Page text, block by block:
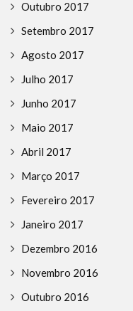
Outubro 2017
Setembro 2017
Agosto 2017
Julho 2017
Junho 2017
Maio 2017
Abril 2017
Março 2017
Fevereiro 2017
Janeiro 2017
Dezembro 2016
Novembro 2016
Outubro 2016